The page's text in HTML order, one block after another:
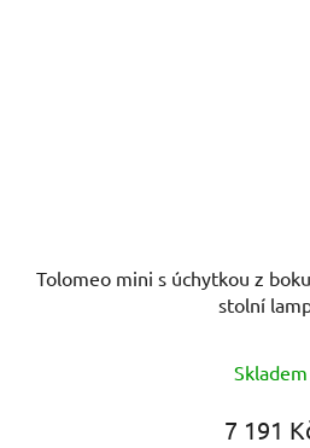
Tolomeo mini s úchytkou z
stolní
Skladem
7 191